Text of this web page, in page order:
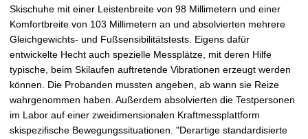
Skischuhe mit einer Leistenbreite von 98 Millimetern und einer
Komfortbreite von 103 Millimetern an und absolvierten mehrere
Gleichgewichts- und Fußsensibilitätstests. Eigens dafür
entwickelte Hecht auch spezielle Messplätze, mit deren Hilfe
typische, beim Skilaufen auftretende Vibrationen erzeugt werden
können. Die Probanden mussten angeben, ab wann sie Reize
wahrgenommen haben. Außerdem absolvierten die Testpersonen
im Labor auf einer zweidimensionalen Kraftmessplattform
skispezifische Bewegungssituationen. "Derartige standardisierte